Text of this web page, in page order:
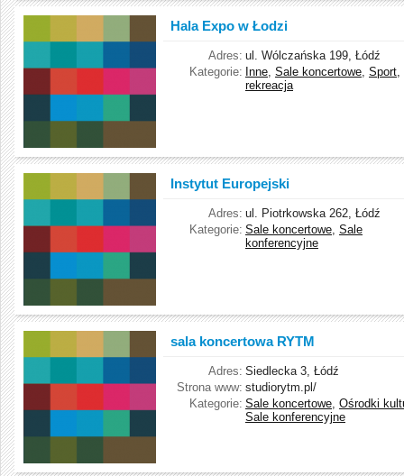
Hala Expo w Łodzi
Adres: ul. Wólczańska 199, Łódź
Kategorie: Inne, Sale koncertowe, Sport,
rekreacja
Instytut Europejski
Adres: ul. Piotrkowska 262, Łódź
Kategorie: Sale koncertowe, Sale
konferencyjne
sala koncertowa RYTM
Adres: Siedlecka 3, Łódź
Strona www: studiorytm.pl/
Kategorie: Sale koncertowe, Ośrodki
Sale konferencyjne